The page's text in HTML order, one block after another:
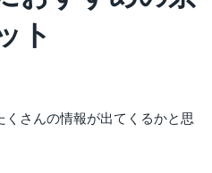
ト
さんの情報が出てくるかと思